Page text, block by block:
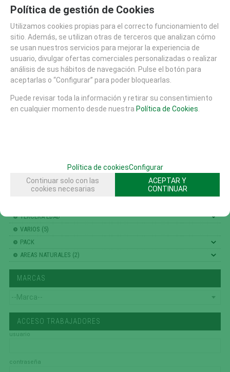
FAMILIAS RELACIONADAS
MESAS JUEGO AJEDREZ PARCHIS MESAS
SOLICITAR MÁS INFO RECOMENDAR
CATÁLOGO
AREAS DE JUEGO
SUELOS DE SEGURIDAD
PISTAS SKATE
EQUIPAMIENTO DEPORTIVO (30)
TERCERA EDAD
VARIOS (5)
PACK
AREAS NATURALES (2)
MARCAS
ACCESO TRABAJADORES
usuario
contraseña
Política de gestión de Cookies
Utilizamos cookies propias para el correcto funcionamiento del
sitio. Además, se utilizan otras de terceros que analizan cómo
se usan nuestros servicios para mejorar la experiencia de
usuario, divulgar ofertas comerciales personalizadas o realizar
análisis de sus hábitos de navegación. Pulse el botón para
aceptarlas o “Configurar” para poder bloquearlas.
Puede revisar toda la información y retirar su consentimiento
en cualquier momento desde nuestra Política de Cookies
Política de cookiesConfigurar
Continuar solo con las
cookies necesarias
ACEPTAR Y
CONTINUAR